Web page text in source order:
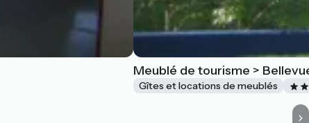
Meublé de tourisme >
Gîtes et locations de meublés